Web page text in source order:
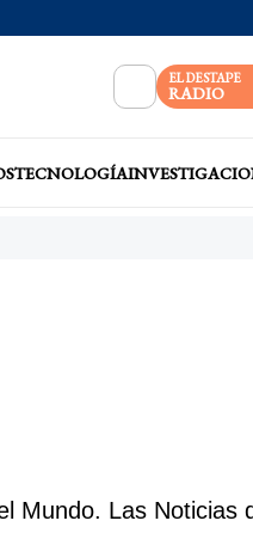
EL DESTAPE
RADIO
TECNOLOGÍA
Mundo. Las